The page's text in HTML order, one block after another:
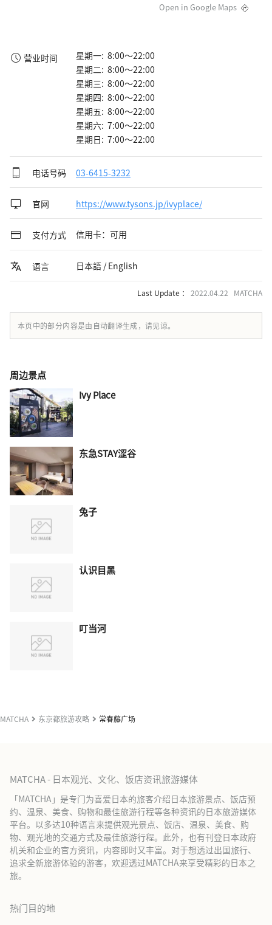
Open in Google Maps
营业时间
星期一: 8:00～22:00
星期二: 8:00～22:00
星期三: 8:00～22:00
星期四: 8:00～22:00
星期五: 8:00～22:00
星期六: 7:00～22:00
星期日: 7:00～22:00
电话号码 03-6415-3232
官网 https://www.tysons.jp/ivyplace/
支付方式 信用卡：可用
语言 日本語 / English
Last Update ： 2022.04.22 MATCHA
本页中的部分内容是由自动翻译生成，请见谅。
周边景点
Ivy Place
东急STAY涩谷
兔子
认识目黑
叮当河
MATCHA 东京都旅游攻略 常春藤广场
MATCHA - 日本观光、文化、饭店资讯旅游媒体
「MATCHA」是专门为喜爱日本的旅客介绍日本旅游景点、饭店预
约、温泉、美食、购物和最佳旅游行程等各种资讯的日本旅游媒体
平台。以多达10种语言来提供观光景点、饭店、温泉、美食、购
物、观光地的交通方式及最佳旅游行程。此外，也有刊登日本政府
机关和企业的官方资讯，内容即时又丰富。对于想透过出国旅行、
追求全新旅游体验的游客，欢迎透过MATCHA来享受精彩的日本之
旅。
热门目的地